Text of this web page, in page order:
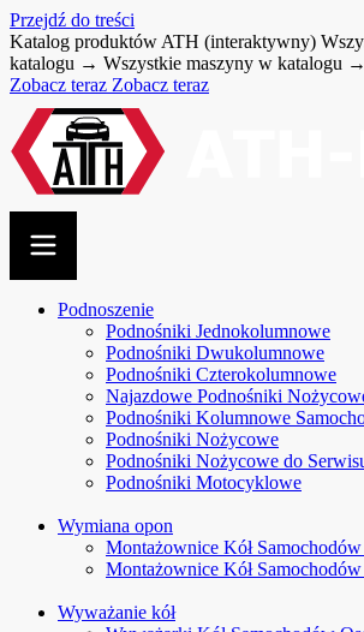
Przejdź do treści
Katalog produktów ATH (interaktywny)
katalogu → Wszystkie maszyny w katalogu →
Zobacz teraz Zobacz teraz
Podnoszenie
Podnośniki Jednokolumnowe
Podnośniki Dwukolumnowe
Podnośniki Czterokolumnowe
Najazdowe Podnośniki
Podnośniki Kolumnowe
Podnośniki Nożycowe
Podnośniki Nożycowe do
Podnośniki Motocyklowe
Wymiana opon
Montażownice Kół
Montażownice Kół
Wyważanie kół